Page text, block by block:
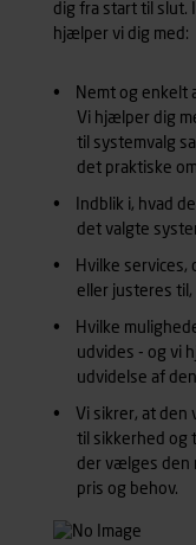
dig fra start til slut.
hjælper vi dig med:
Nemt og enkelt
Vi hjælper dig
til systemvalg
det praktiske
Indblik i, hvad
det valgte
Hvilke services,
eller justeres
Hvilke
udvides - og vi
udvidelse af
Vi sikrer, at den
til sikkerhed og
der vælges den
pris og behov.